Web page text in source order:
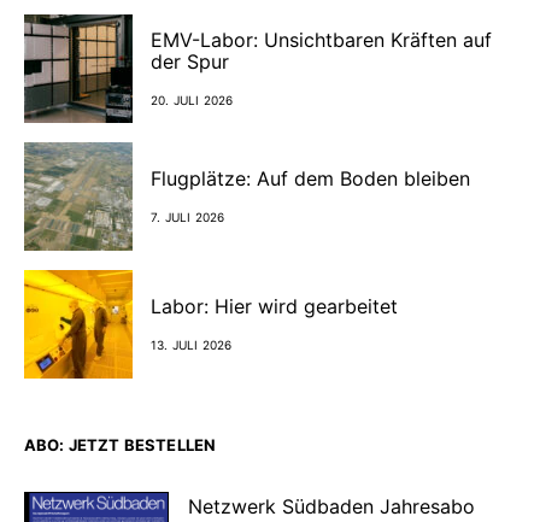
EMV-Labor: Unsichtbaren Kräften auf
der Spur
20. JULI 2026
Flugplätze: Auf dem Boden bleiben
7. JULI 2026
Labor: Hier wird gearbeitet
13. JULI 2026
ABO: JETZT BESTELLEN
Netzwerk Südbaden Jahresabo